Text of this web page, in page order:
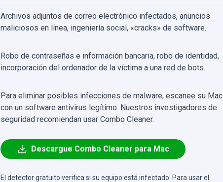
Archivos adjuntos de correo electrónico infectados, anuncios
maliciosos en línea, ingeniería social, «cracks» de software.
Robo de contraseñas e información bancaria, robo de identidad,
incorporación del ordenador de la víctima a una red de bots.
Para eliminar posibles infecciones de malware, escanee su Mac
con un software antivirus legítimo. Nuestros investigadores de
seguridad recomiendan usar Combo Cleaner.
Descargue Combo Cleaner para Mac
El detector gratuito verifica si su equipo está infectado. Para usar el